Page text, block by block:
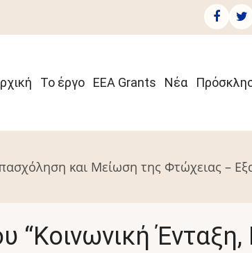
Το έργο EEA Grants Νέα
και Μείωση της Φτώχειας –
“Κοινωνική Ένταξη,